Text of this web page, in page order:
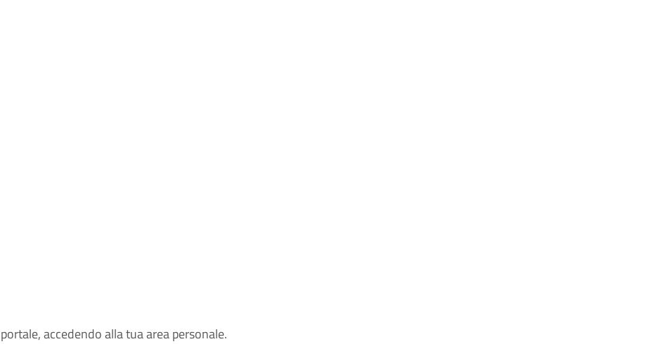
accedendo alla tua area personale.